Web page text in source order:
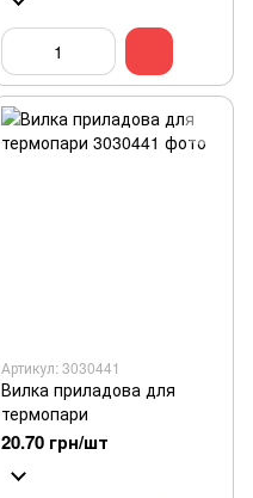
Артикул: 3030441
Вилка приладова для
термопари
20.70 грн/шт